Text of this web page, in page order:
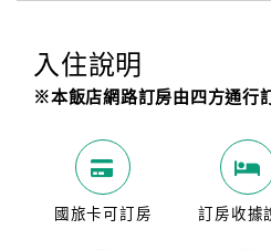
入住說明
※本飯店網路訂房由四方通行
國旅卡可訂房 訂房收據